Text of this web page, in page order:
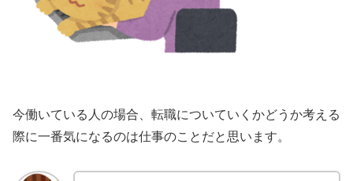
今働いている人の場合、転職についていくかどうか考える
際に一番気になるのは仕事のことだと思います。